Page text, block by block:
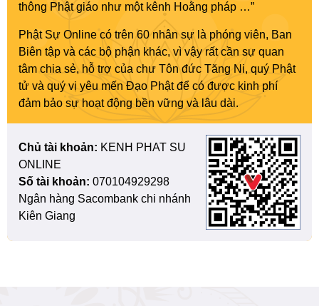
thông Phật giáo như một kênh Hoằng pháp …”
Phật Sự Online có trên 60 nhân sự là phóng viên, Ban
Biên tập và các bộ phận khác, vì vậy rất cần sự quan
tâm chia sẻ, hỗ trợ của chư Tôn đức Tăng Ni, quý Phật
tử và quý vị yêu mến Đạo Phật để có được kinh phí
đảm bảo sự hoạt động bền vững và lâu dài.
Chủ tài khoản: KENH PHAT SU
ONLINE
Số tài khoản: 070104929298
Ngân hàng Sacombank chi nhánh
Kiên Giang